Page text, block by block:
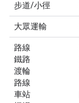
步道/小徑
大眾運輸
路線
鐵路
渡輪
路線
車站